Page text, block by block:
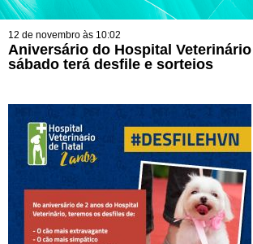
12 de novembro às 10:02
Aniversário do Hospital
sábado terá desfile e sorteios